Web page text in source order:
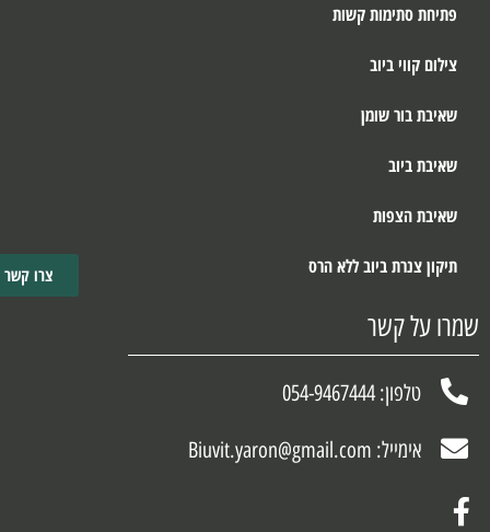
צרו קשר
פתיחת סתימות קשות
צילום קווי ביוב
שאיבת בור שומן
שאיבת ביוב
שאיבת הצפות
תיקון צנרת ביוב ללא הרס
שמרו על קשר
טלפון: 054-9467444
אימייל: Biuvit.yaron@gmail.com